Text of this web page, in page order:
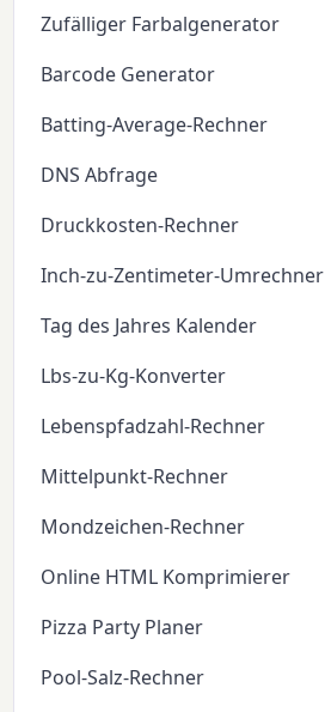
Zufälliger Farbalgenerator
Barcode Generator
Batting-Average-Rechner
DNS Abfrage
Druckkosten-Rechner
Inch-zu-Zentimeter-Umrechner
Tag des Jahres Kalender
Lbs-zu-Kg-Konverter
Lebenspfadzahl-Rechner
Mittelpunkt-Rechner
Mondzeichen-Rechner
Online HTML Komprimierer
Pizza Party Planer
Pool-Salz-Rechner